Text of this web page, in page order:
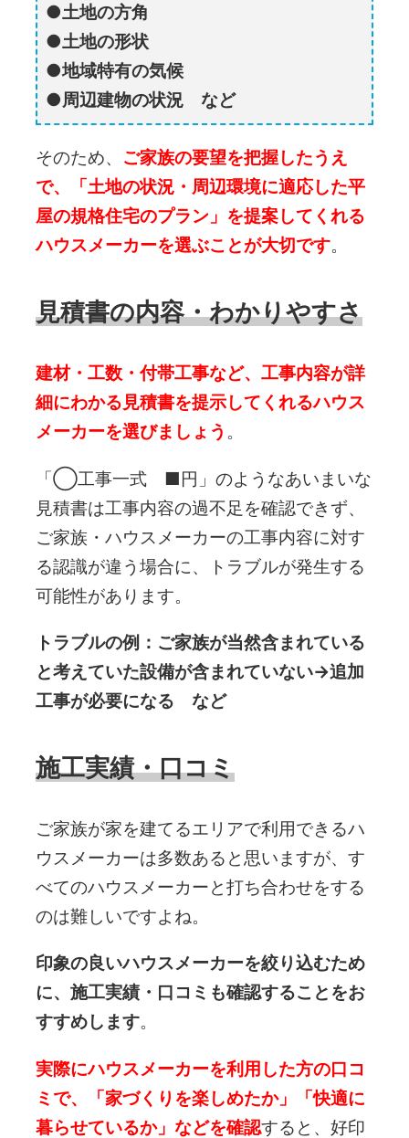
土地の方角
土地の形状
地域特有の気候
周辺建物の状況 など
そのため、 ご家族の要望を把握したうえ
で、「土地の状況・周辺環境に適応した平
屋の規格住宅のプラン」を提案してくれる
ハウスメーカーを選ぶことが大切です。
見積書の内容・わかりやすさ
建材・工数・付帯工事など、工事内容が詳
細にわかる見積書を提示してくれるハウス
メーカーを選びましょう 。
「◯工事一式 ■円」のようなあいまいな
見積書は工事内容の過不足を確認できず、
ご家族・ハウスメーカーの工事内容に対す
る認識が違う場合に、トラブルが発生する
可能性があります。
トラブルの例：ご家族が当然含まれている
と考えていた設備が含まれていない→追加
工事が必要になる など
施工実績・口コミ
ご家族が家を建てるエリアで利用できるハ
ウスメーカーは多数あると思いますが、す
べてのハウスメーカーと打ち合わせをする
のは難しいですよね。
印象の良いハウスメーカーを絞り込むため
に、施工実績・口コミも確認することをお
すすめします。
実際にハウスメーカーを利用した方の口コ
ミで、「家づくりを楽しめたか」「快適に
暮らせているか」などを確認すると、好印